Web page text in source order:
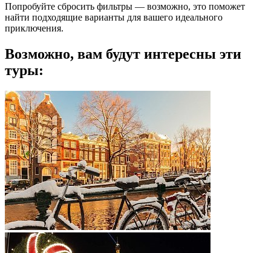
Попробуйте сбросить фильтры — возможно, это поможет
найти подходящие варианты для вашего идеального
приключения.
Возможно, вам будут интересны эти
туры: